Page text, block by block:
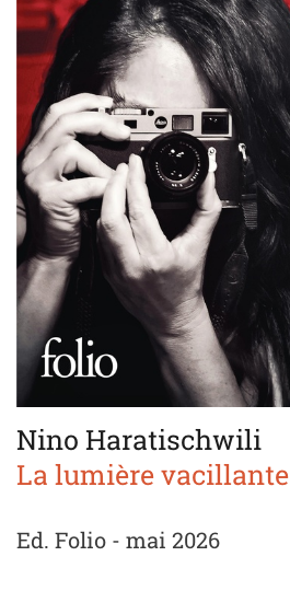
Nino Haratischwili
La lumière vacillante
Ed. Folio - mai 2026